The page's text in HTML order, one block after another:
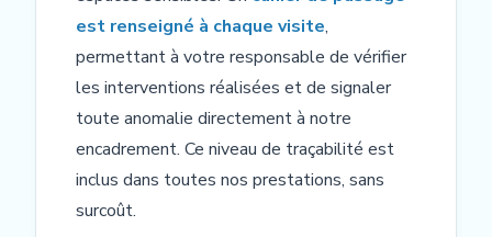
est renseigné à chaque visite,
permettant à votre responsable de vérifier
les interventions réalisées et de signaler
toute anomalie directement à notre
encadrement. Ce niveau de traçabilité est
inclus dans toutes nos prestations, sans
surcoût.